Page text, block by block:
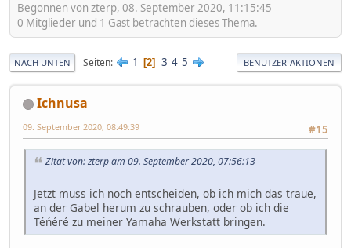
Begonnen von zterp, 08. September 2020, 11:15:45
0 Mitglieder und 1 Gast betrachten dieses Thema.
NACH UNTEN Seiten 1 2 3 4 5 BENUTZER-AKTIONEN
Ichnusa
#15
09. September 2020, 08:49:39
Zitat von: zterp am 09. September 2020, 07:56:13
Jetzt muss ich noch entscheiden, ob ich mich das traue,
an der Gabel herum zu schrauben, oder ob ich die
Téńéré zu meiner Yamaha Werkstatt bringen.